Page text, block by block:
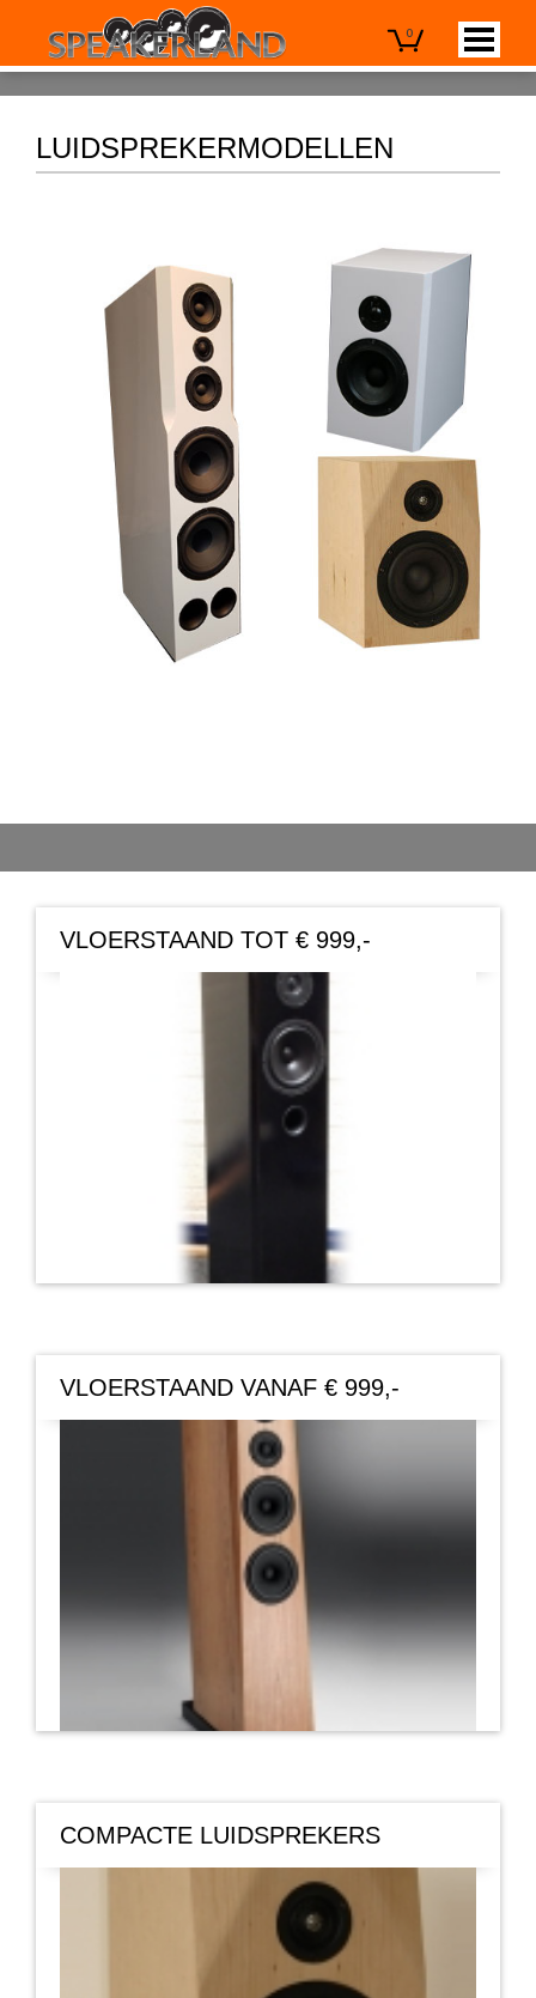
0
LUIDSPREKERMODELLEN
VLOERSTAAND TOT € 999,-
VLOERSTAAND VANAF € 999,-
COMPACTE LUIDSPREKERS